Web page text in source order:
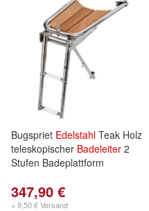
Bugspriet Edelstahl Teak Holz
teleskopischer Badeleiter 2
Stufen Badeplattform
347,90 €
+ 9,50 € Versand